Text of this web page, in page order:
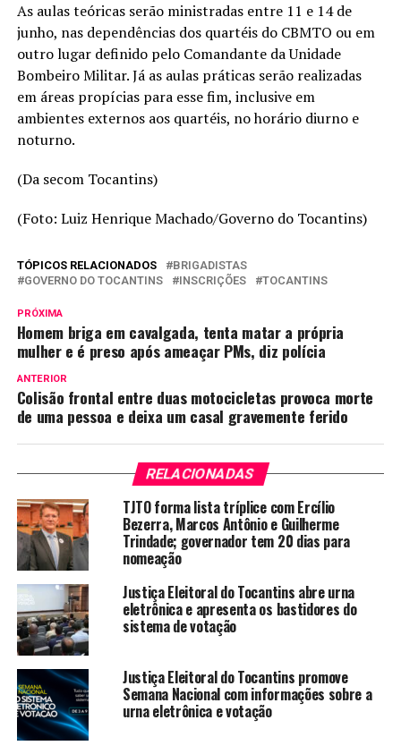
As aulas teóricas serão ministradas entre 11 e 14 de
junho, nas dependências dos quartéis do CBMTO ou em
outro lugar definido pelo Comandante da Unidade
Bombeiro Militar. Já as aulas práticas serão realizadas
em áreas propícias para esse fim, inclusive em
ambientes externos aos quartéis, no horário diurno e
noturno.
(Da secom Tocantins)
(Foto: Luiz Henrique Machado/Governo do Tocantins)
TÓPICOS RELACIONADOS
BRIGADISTAS
GOVERNO DO TOCANTINS
INSCRIÇÕES TOCANTINS
PRÓXIMA
Homem briga em cavalgada, tenta matar a própria
mulher e é preso após ameaçar PMs, diz polícia
ANTERIOR
Colisão frontal entre duas motocicletas provoca morte
de uma pessoa e deixa um casal gravemente ferido
RELACIONADAS
TJTO forma lista tríplice com Ercílio
Bezerra, Marcos Antônio e Guilherme
Trindade; governador tem 20 dias para
nomeação
Justiça Eleitoral do Tocantins abre urna
eletrônica e apresenta os bastidores do
sistema de votação
Justiça Eleitoral do Tocantins promove
Semana Nacional com informações sobre a
urna eletrônica e votação